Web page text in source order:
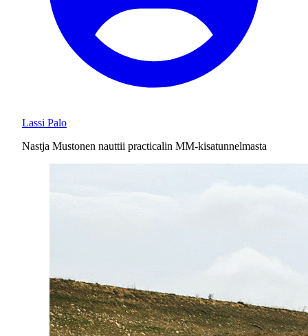
Lassi Palo
Nastja Mustonen nauttii practicalin MM-kisatunnelmasta